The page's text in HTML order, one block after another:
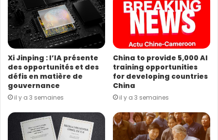
Le confucianisme propose des solutions aux défis
mondiaux, d’autant plus qu’il ne s’oppose pas aux
civilisations occidentales. Au contraire, il existe des
valeurs partagées qui permettent une résonance.
a
d
r
e
s
s
e
E
m
a
l
Xi Jinping : l’IA présente
des opportunités et des
défis en matière de
gouvernance
il y a 3 semaines
China to provide 5,000 AI
training opportunities
for developing countries
China
il y a 3 semaines